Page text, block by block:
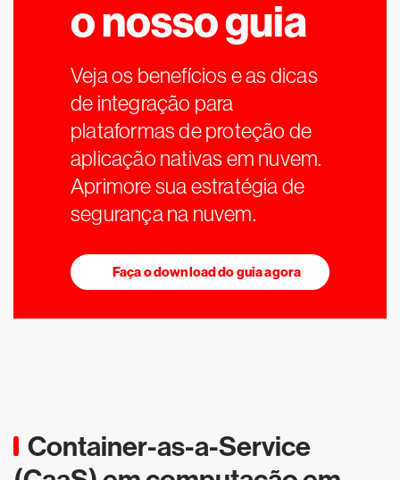
o nosso guia
Veja os benefícios e as dicas
de integração para
plataformas de proteção de
aplicação nativas em nuvem.
Aprimore sua estratégia de
segurança na nuvem.
Faça o download do guia agora
Container-as-a-Service